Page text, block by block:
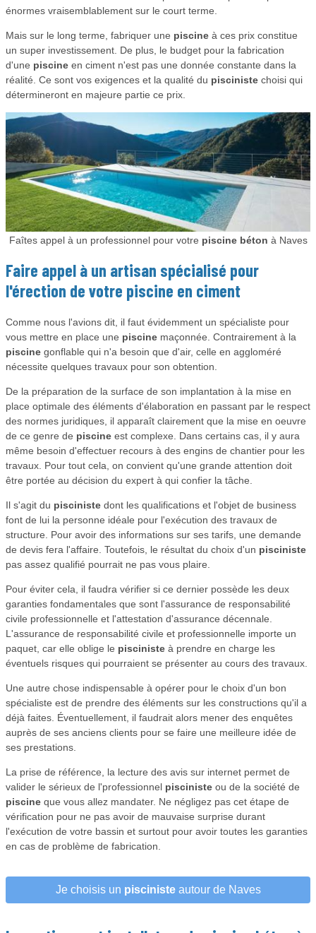
énormes vraisemblablement sur le court terme.
Mais sur le long terme, fabriquer une piscine à ces prix constitue
un super investissement. De plus, le budget pour la fabrication
d'une piscine en ciment n'est pas une donnée constante dans la
réalité. Ce sont vos exigences et la qualité du pisciniste choisi qui
détermineront en majeure partie ce prix.
Faîtes appel à un professionnel pour votre piscine béton à Naves
Faire appel à un artisan spécialisé pour
l'érection de votre piscine en ciment
Comme nous l'avions dit, il faut évidemment un spécialiste pour
vous mettre en place une piscine maçonnée. Contrairement à la
piscine gonflable qui n'a besoin que d'air, celle en aggloméré
nécessite quelques travaux pour son obtention.
De la préparation de la surface de son implantation à la mise en
place optimale des éléments d'élaboration en passant par le respect
des normes juridiques, il apparaît clairement que la mise en oeuvre
de ce genre de piscine est complexe. Dans certains cas, il y aura
même besoin d'effectuer recours à des engins de chantier pour les
travaux. Pour tout cela, on convient qu'une grande attention doit
être portée au décision du expert à qui confier la tâche.
Il s'agit du pisciniste dont les qualifications et l'objet de business
font de lui la personne idéale pour l'exécution des travaux de
structure. Pour avoir des informations sur ses tarifs, une demande
de devis fera l'affaire. Toutefois, le résultat du choix d'un pisciniste
pas assez qualifié pourrait ne pas vous plaire.
Pour éviter cela, il faudra vérifier si ce dernier possède les deux
garanties fondamentales que sont l'assurance de responsabilité
civile professionnelle et l'attestation d'assurance décennale.
L'assurance de responsabilité civile et professionnelle importe un
paquet, car elle oblige le pisciniste à prendre en charge les
éventuels risques qui pourraient se présenter au cours des travaux.
Une autre chose indispensable à opérer pour le choix d'un bon
spécialiste est de prendre des éléments sur les constructions qu'il a
déjà faites. Éventuellement, il faudrait alors mener des enquêtes
auprès de ses anciens clients pour se faire une meilleure idée de
ses prestations.
La prise de référence, la lecture des avis sur internet permet de
valider le sérieux de l'professionnel pisciniste ou de la société de
piscine que vous allez mandater. Ne négligez pas cet étape de
vérification pour ne pas avoir de mauvaise surprise durant
l'exécution de votre bassin et surtout pour avoir toutes les garanties
en cas de problème de fabrication.
Je choisis un piscinisteautour de Naves